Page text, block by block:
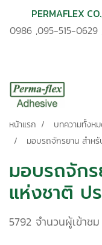
PERMAFLEX
0986 ,095-515-0629
หน้าแรก บทความทั้งห
มอบรถจักรยาน สำหรั
มอบรถจัก
แห่งชาติ ป
5792 จำนวนผู้เข้าชม